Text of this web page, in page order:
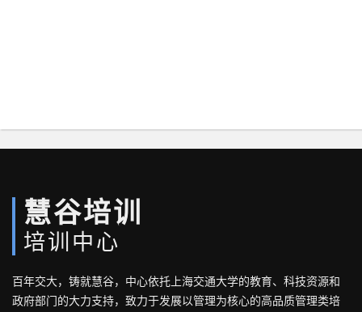
慧谷培训
培训中心
百年交大，铸就慧谷，中心依托上海交通大学的教育、科技资源和
政府部门的大力支持，致力于发展以管理为核心的高品质管理类培